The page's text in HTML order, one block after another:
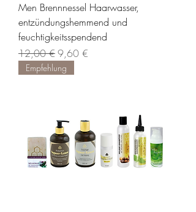
Men Brennnessel Haarwasser,
entzündungshemmend und
feuchtigkeitsspendend
Standardpreis
12,00 €Sale-Preis
9,60 €
Empfehlung